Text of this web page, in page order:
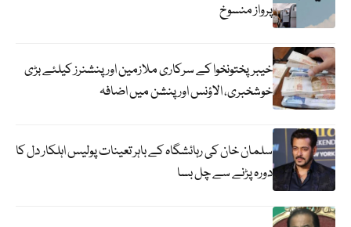
پرواز منسوخ
خیبرپختونخوا کے سرکاری ملازمین اور پنشنرز کیلئے بڑی
خوشخبری، الاؤنس اور پنشن میں اضافہ
سلمان خان کی رہائشگاہ کے باہر تعینات پولیس اہلکار دل کا
دورہ پڑنے سے چل بسا